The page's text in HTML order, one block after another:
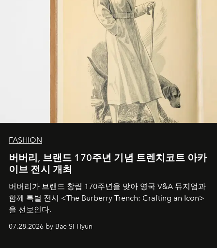
FASHION
버버리, 브랜드 170주년 기념 트렌치코트 아카
이브 전시 개최
버버리가 브랜드 창립 170주년을 맞아 영국 V&A 뮤지엄과
함께 특별 전시 <The Burberry Trench: Crafting an Icon>
을 선보인다.
07.28.2026 by Bae Si Hyun